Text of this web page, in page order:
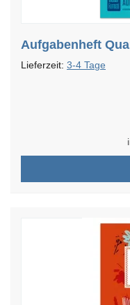
Aufgabenheft
Lieferzeit: 3-4 Tage